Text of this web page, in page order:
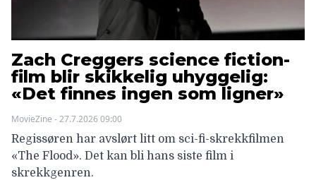
Zach Creggers science fiction-
film blir skikkelig uhyggelig:
«Det finnes ingen som ligner»
MovieZine - 27.7.2026 09:00
Regissøren har avslørt litt om sci-fi-skrekkfilmen
«The Flood». Det kan bli hans siste film i
skrekkgenren.